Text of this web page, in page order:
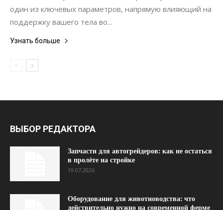
один из ключевых параметров, напрямую влияющий на
поддержку вашего тела во...
Узнать больше
ВЫБОР РЕДАКТОРА
Запчасти для автогрейдеров: как не остаться
в пролёте на стройке
19.07.2026
Оборудование для животноводства: что
действительно нужно на современной ферме